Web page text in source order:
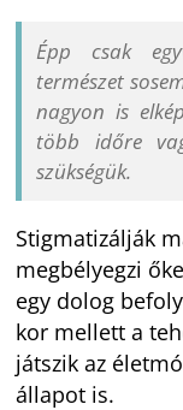
Épp csak
természet
nagyon is
több időre
szükségük.
Stigmatizálják
megbélyegzi
egy dolog
kor mellett a
játszik az
állapot is.